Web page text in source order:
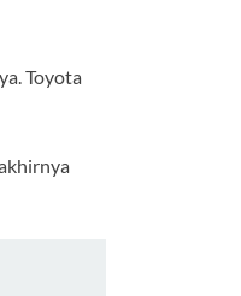
Toyota